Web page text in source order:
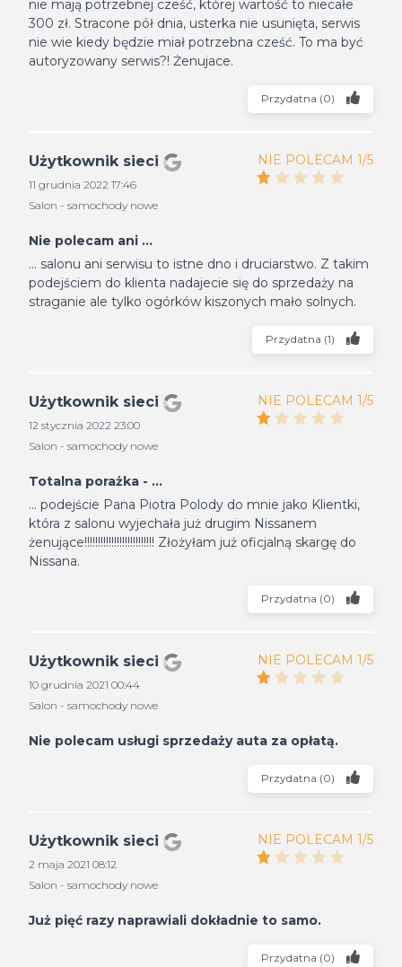
nie mają potrzebnej cześć, której wartość to niecałe
300 zł. Stracone pół dnia, usterka nie usunięta, serwis
nie wie kiedy będzie miał potrzebna cześć. To ma być
autoryzowany serwis?! Żenujace.
Przydatna (0)
Użytkownik sieci
11 grudnia 2022 17:46
Salon - samochody nowe
NIE POLECAM 1/5
Nie polecam ani ...
... salonu ani serwisu to istne dno i druciarstwo. Z takim
podejściem do klienta nadajecie się do sprzedaży na
straganie ale tylko ogórków kiszonych mało solnych.
Przydatna (1)
Użytkownik sieci
12 stycznia 2022 23:00
Salon - samochody nowe
NIE POLECAM 1/5
Totalna porażka - ...
... podejście Pana Piotra Polody do mnie jako Klientki,
która z salonu wyjechała już drugim Nissanem
żenujące!!!!!!!!!!!!!!!!!!!!!!!!!! Złożyłam już oficjalną skargę do
Nissana.
Przydatna (0)
Użytkownik sieci
10 grudnia 2021 00:44
Salon - samochody nowe
NIE POLECAM 1/5
Nie polecam usługi sprzedaży auta za opłatą.
Przydatna (0)
Użytkownik sieci
2 maja 2021 08:12
Salon - samochody nowe
NIE POLECAM 1/5
Już pięć razy naprawiali dokładnie to samo.
Przydatna (0)